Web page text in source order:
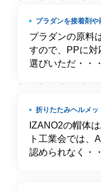
プラダンを接着剤
プラダンの原料
すので、PPに対
選びいただ・・・
折りたたみヘルメ
IZANO2の帽体
ト工業会では、
認められなく・